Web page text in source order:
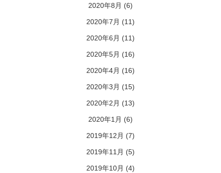
2020年8月 (6)
2020年7月 (11)
2020年6月 (11)
2020年5月 (16)
2020年4月 (16)
2020年3月 (15)
2020年2月 (13)
2020年1月 (6)
2019年12月 (7)
2019年11月 (5)
2019年10月 (4)